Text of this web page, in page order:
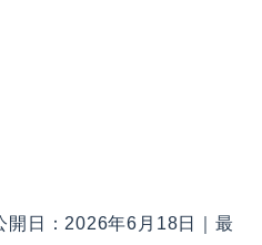
開日：2026年6月18日｜最